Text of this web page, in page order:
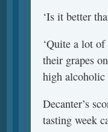
‘Is it better
‘Quite a lot
their grapes
high alcoholic
Decanter’s
tasting week